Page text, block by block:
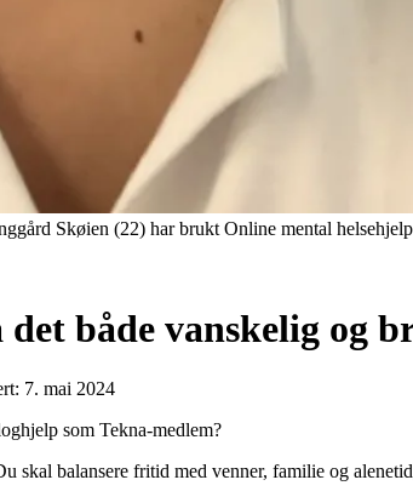
Skøien (22) har brukt Online mental
det både vanskelig og
7. mai 2024
som Tekna-medlem?
skal balansere fritid med venner, familie og